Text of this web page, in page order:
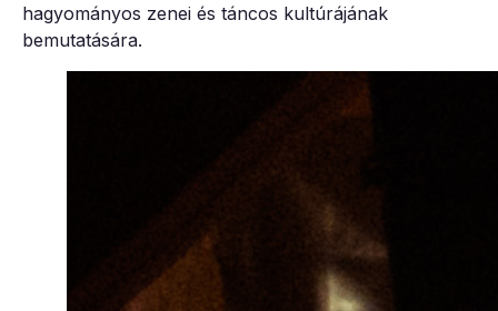
hagyományos zenei és táncos kultúrájának
bemutatására.